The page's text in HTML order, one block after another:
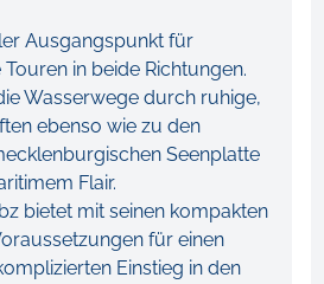
Ausgangspunkt für
in beide Richtungen.
Wasserwege durch ruhige,
ebenso wie zu den
Seenplatte
Flair.
bietet mit seinen kompakten
für einen
Einstieg in den